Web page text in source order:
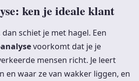
ken je ideale klant
schiet je met hagel. Een
voorkomt dat je je
mensen richt. Je leert
en waar ze van wakker liggen, en